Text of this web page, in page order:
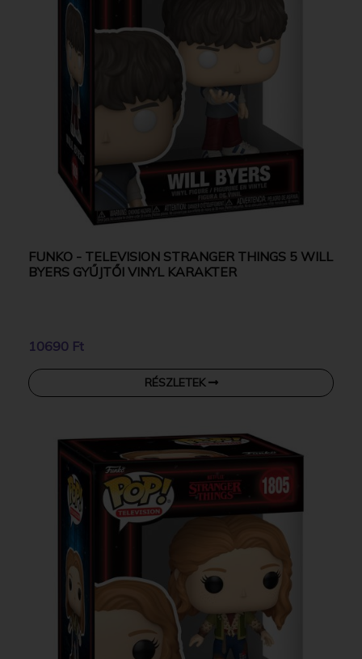
FUNKO - TELEVISION STRANGER THINGS 5 WILL
BYERS GYŰJTŐI VINYL KARAKTER
10690 Ft
RÉSZLETEK